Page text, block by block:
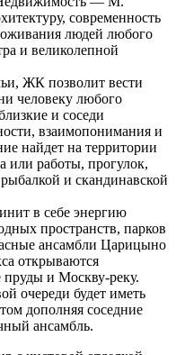
современность
людей любого
и великолепной
ЖК позволит вести
человеку любого
и соседи
взаимопонимания и
найдет на территории
или работы, прогулок,
и скандинавской
в себе энергию
пространств, парков
ансамбли Царицыно
открываются
и Москву-реку.
очереди будет иметь
дополняя соседние
ансамбль.